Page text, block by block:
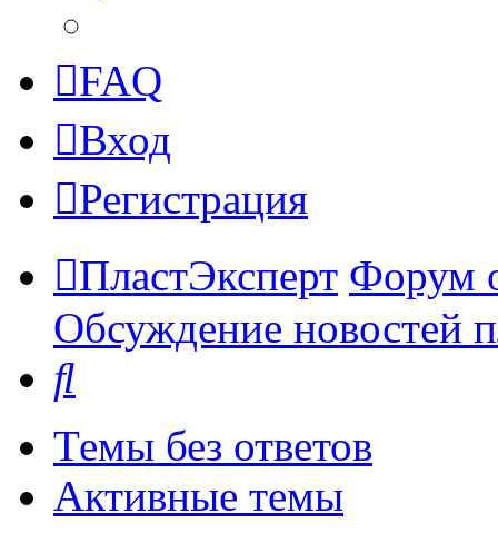
FAQ
Вход
Регистрация
ПластЭксперт Форум
Обсуждение новостей
Темы без ответов
Активные темы